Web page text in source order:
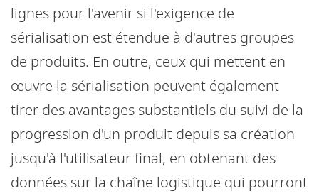
lignes pour l'avenir si l'exigence de
sérialisation est étendue à d'autres groupes
de produits. En outre, ceux qui mettent en
œuvre la sérialisation peuvent également
tirer des avantages substantiels du suivi de la
progression d'un produit depuis sa création
jusqu'à l'utilisateur final, en obtenant des
données sur la chaîne logistique qui pourront